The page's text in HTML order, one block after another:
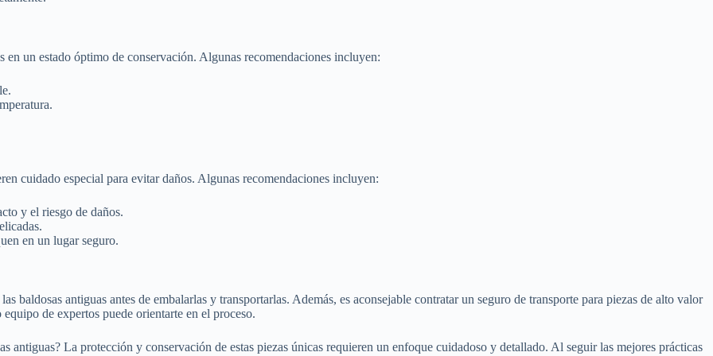
un estado óptimo de conservación. Algunas recomendaciones incluyen:
cuidado especial para evitar daños. Algunas recomendaciones incluyen:
y el riesgo de daños.
en un lugar seguro.
antiguas antes de embalarlas y transportarlas. Además, es aconsejable contratar un seguro de transporte para piezas de alto valor
de expertos puede orientarte en el proceso.
antiguas? La protección y conservación de estas piezas únicas requieren un enfoque cuidadoso y detallado. Al seguir las mejores prácticas